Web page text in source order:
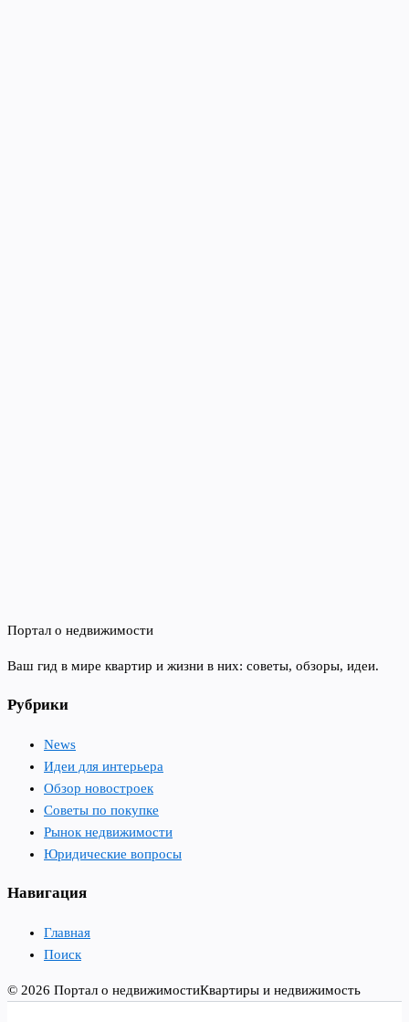
Портал о недвижимости
Ваш гид в мире квартир и жизни в них: советы, обзоры, идеи.
Рубрики
News
Идеи для интерьера
Обзор новостроек
Советы по покупке
Рынок недвижимости
Юридические вопросы
Навигация
Главная
Поиск
© 2026 Портал о недвижимостиКвартиры и недвижимость